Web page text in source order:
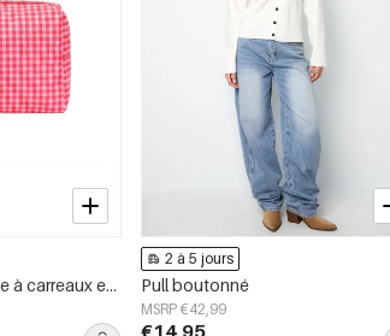
Trousses à maquillage à carreaux en polyester décontracté, accessoires du quotidien
2 à 5 jours
Pull boutonné
MSRP €42,99
€14,95